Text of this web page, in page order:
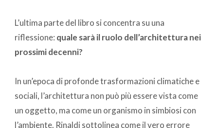
L’ultima parte del libro si concentra su una
riflessione: quale sarà il ruolo dell’architettura nei
prossimi decenni?
In un’epoca di profonde trasformazioni climatiche e
sociali, l’architettura non può più essere vista come
un oggetto, ma come un organismo in simbiosi con
l’ambiente. Rinaldi sottolinea come il vero errore